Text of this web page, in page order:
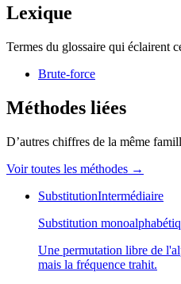
Lexique
Termes du glossaire qui éclairent
Brute-force
Méthodes liées
D’autres chiffres de la même
Voir toutes les méthodes →
SubstitutionIntermédiaire
Substitution
Une permutation libre de
mais la fréquence trahit.